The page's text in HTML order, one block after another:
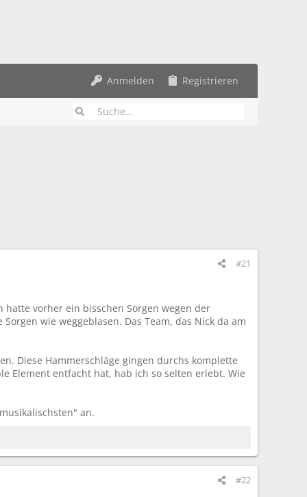
Anmelden Registrieren
#21
hatte vorher ein bisschen Sorgen wegen der
wie weggeblasen. Das Team, das Nick da am
Diese Hammerschläge gingen durchs komplette
Element entfacht hat, hab ich so selten erlebt. Wie
an.
#22